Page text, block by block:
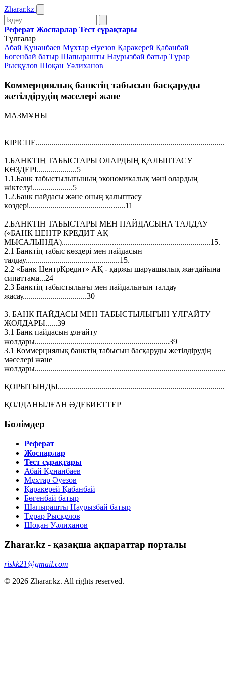
Zharar.kz
Реферат Жоспарлар Тест сұрақтары
Тұлғалар
Абай Құнанбаев Мұхтар Әуезов Қаракерей Қабанбай
Бөгенбай батыр Шапырашты Наурызбай батыр Тұрар
Рысқұлов Шоқан Уәлиханов
Коммерциялық банктің табысын басқаруды
жетілдірудің мәселері және
МАЗМҰНЫ
1.БАНКТІҢ ТАБЫСТАРЫ ОЛАРДЫҢ ҚАЛЫПТАСУ
КӨЗДЕРІ....................5
1.1.Банк табыстылығының экономикалық мәні олардың
жіктелуі....................5
1.2.Банк пайдасы және оның қалыптасу
көздері................................................11
2.БАНКТІҢ ТАБЫСТАРЫ МЕН ПАЙДАСЫНА ТАЛДАУ
(«БАНК ЦЕНТР КРЕДИТ АҚ
МЫСАЛЫНДА)..........................................................................15.
2.1 Банктің табыс көздері мен пайдасын
талдау...............................................15.
2.2 «Банк ЦентрКредит» АҚ - қаржы шаруашылық жағдайына
сипаттама...24
2.3 Банктің табыстылығы мен пайдалығын талдау
жасау................................30
3. БАНК ПАЙДАСЫ МЕН ТАБЫСТЫЛЫҒЫН ҰЛҒАЙТУ
ЖОЛДАРЫ......39
3.1 Банк пайдасын ұлғайту
жолдары...................................................................39
3.1 Коммерциялық банктің табысын басқаруды жетілдірудің
мәселері және
ҚОЛДАНЫЛҒАН ӘДЕБИЕТТЕР
Бөлімдер
Реферат
Жоспарлар
Тест сұрақтары
Абай Құнанбаев
Мұхтар Әуезов
Қаракерей Қабанбай
Бөгенбай батыр
Шапырашты Наурызбай батыр
Тұрар Рысқұлов
Шоқан Уәлиханов
Zharar.kz - қазақша ақпараттар порталы
riskk21@gmail.com
© 2026 Zharar.kz. All rights reserved.